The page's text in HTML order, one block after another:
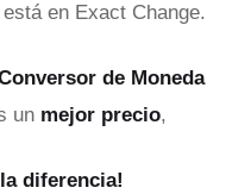
en Exact Change.
de Moneda
un mejor precio,
diferencia!